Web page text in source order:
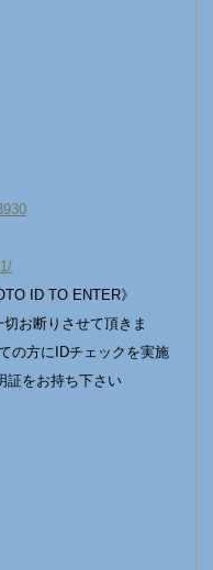
ID TO ENTER》
お断りさせて頂きま
の方にIDチェックを実施
証をお持ち下さい